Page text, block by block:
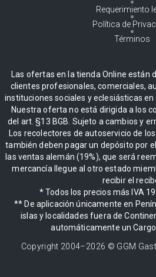
Requerimiento
Política de
Términos
Las ofertas en la tienda Online están
clientes profesionales, comerciales,
instituciones sociales y eclesiásticas en
Nuestra oferta no está dirigida a los
del art. §13 BGB. Sujeto a cambios y
Los recolectores de autoservicio de
también deben pagar un depósito por
las ventas alemán (19%), que será
mercancía llegue al otro estado
recibir el
* Todos los precios más IVA
** De aplicación únicamente en
islas y localidades fuera de
automáticamente un Cargo
Copyright 2004–2026 © GGM